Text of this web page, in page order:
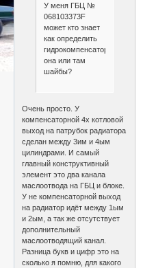
У меня ГБЦ №
068103373F
может кто знает
как определить
гидрокомпенсаторная
она или там
шайбы?
Очень просто. У
компенсаторной 4х котловой
выход на патрубок радиатора
сделан между 3им и 4ым
цилиндрами. И самый
главный конструктивный
элемент это два канала
маслоотвода на ГБЦ и блоке.
У не компенсаторной выход
на радиатор идёт между 1ым
и 2ым, а так же отсутствует
дополнительный
маслоотводящий канал.
Разница букв и цифр это на
сколько я помню, для какого